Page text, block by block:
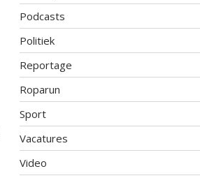
Podcasts
Politiek
Reportage
Roparun
Sport
Vacatures
Video